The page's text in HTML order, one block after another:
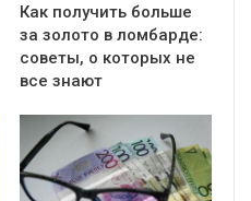
Как получить больше
за золото в ломбарде:
советы, о которых не
все знают